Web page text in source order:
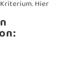
Hier